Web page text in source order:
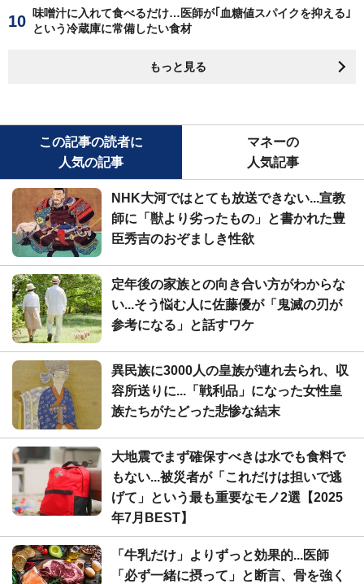
味噌汁に入れて食べるだけ…医師が｢血糖値スパイクを抑える｣
という冷蔵庫に常備したい食材
もっと見る
この記事の読者に
人気の記事
マネーの
人気記事
NHK大河ではとても放送できない...宣教
師に「獣より劣ったもの」と書かれた豊
臣秀吉のおぞましき性欲
定年後の家族との向き合い方がわからな
い...そう悩む人に佐藤優が「鬼滅の刃が
参考になる」と話すワケ
異民族に3000人の皇族が連れ去られ、収
容所送りに...「戦利品」になった女性皇
族たちがたどった悲惨な結末
大地震でまず確保すべきは水でも食料で
もない...被災者が「これだけは担いで逃
げて」という最も重要なモノ2選【2025
年7月BEST】
「牛乳だけ」よりずっと効果的...医師
「必ず一緒に摂って」と断言、骨を強く